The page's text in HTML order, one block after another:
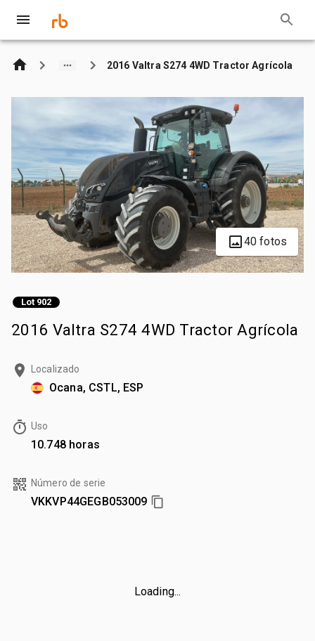
2016 Valtra S274 4WD Tractor Agrícola
40 fotos
Lot 902
2016 Valtra S274 4WD Tractor Agrícola
Localizado
Ocana, CSTL, ESP
Uso
10.748 horas
Número de serie
VKKVP44GEGB053009
Loading...